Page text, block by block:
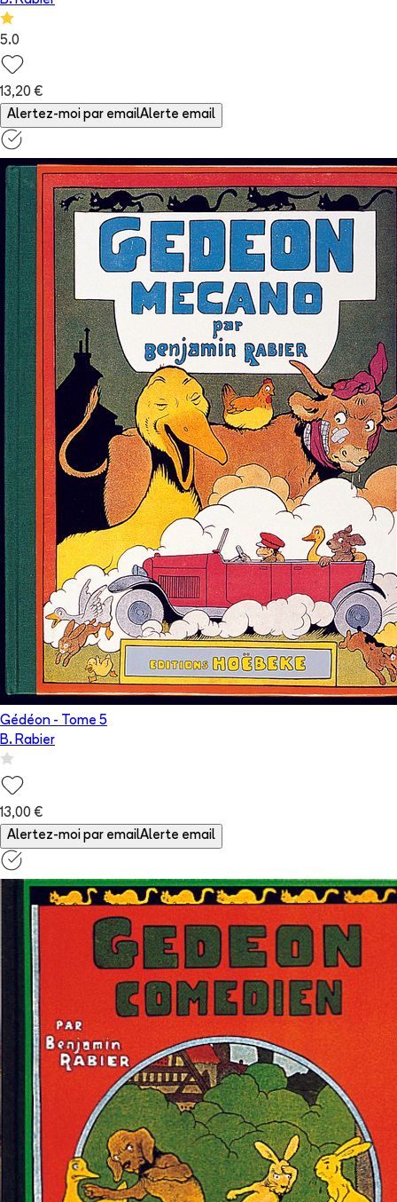
5.0
13,20 €
Alertez-moi par emailAlerte email
Gédéon - Tome 5
B. Rabier
13,00 €
Alertez-moi par emailAlerte email